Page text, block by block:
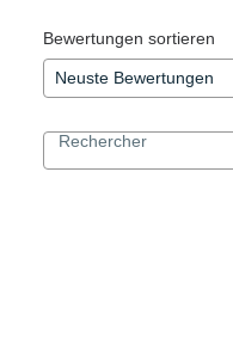
Bewertungen sortieren